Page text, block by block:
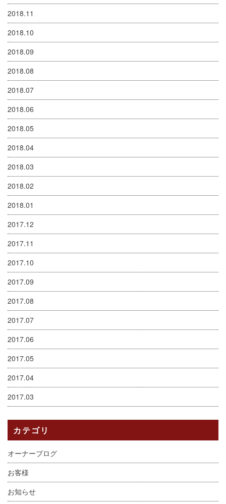
2018.11
2018.10
2018.09
2018.08
2018.07
2018.06
2018.05
2018.04
2018.03
2018.02
2018.01
2017.12
2017.11
2017.10
2017.09
2017.08
2017.07
2017.06
2017.05
2017.04
2017.03
カテゴリ
オーナーブログ
お客様
お知らせ